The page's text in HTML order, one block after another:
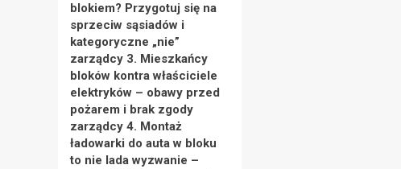
blokiem? Przygotuj się na
sprzeciw sąsiadów i
kategoryczne „nie”
zarządcy 3. Mieszkańcy
bloków kontra właściciele
elektryków – obawy przed
pożarem i brak zgody
zarządcy 4. Montaż
ładowarki do auta w bloku
to nie lada wyzwanie –